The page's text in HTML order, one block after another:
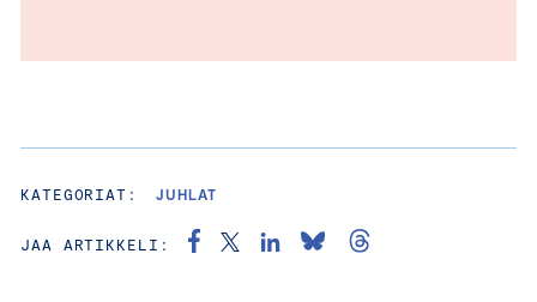
KATEGORIAT: JUHLAT
JAA ARTIKKELI: